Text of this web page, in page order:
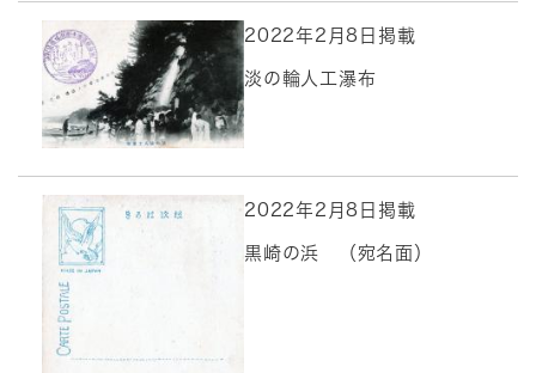
2022年2月8日掲載
淡の輪人工瀑布
2022年2月8日掲載
黒崎の浜 （宛名面）